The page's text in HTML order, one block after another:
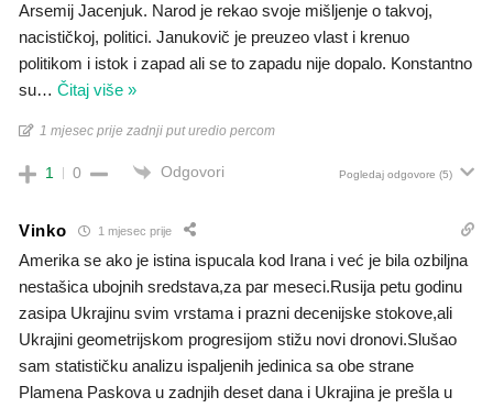
Arsemij Jacenjuk. Narod je rekao svoje mišljenje o takvoj,
nacističkoj, politici. Janukovič je preuzeo vlast i krenuo
politikom i istok i zapad ali se to zapadu nije dopalo. Konstantno
su… Čitaj više »
1 mjesec prije zadnji put uredio percom
1 0 Odgovori Pogledaj odgovore (5)
Vinko 1 mjesec prije
Amerika se ako je istina ispucala kod Irana i već je bila ozbiljna
nestašica ubojnih sredstava,za par meseci.Rusija petu godinu
zasipa Ukrajinu svim vrstama i prazni decenijske stokove,ali
Ukrajini geometrijskom progresijom stižu novi dronovi.Slušao
sam statističku analizu ispaljenih jedinica sa obe strane
Plamena Paskova u zadnjih deset dana i Ukrajina je prešla u